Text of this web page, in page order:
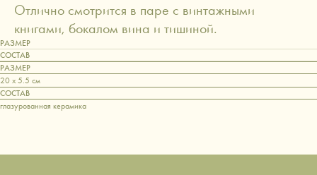
Отлично смотрится в паре с винтажными
книгами, бокалом вина и тишиной.
РАЗМЕР
СОСТАВ
РАЗМЕР
20 x 5.5 см
СОСТАВ
глазурованная керамика